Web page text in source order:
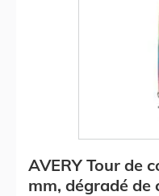
AVERY Tour de
mm, dégradé de